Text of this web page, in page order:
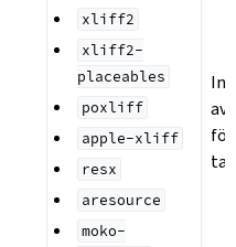
xliff2
xliff2-
placeables
poxliff
apple-xliff
resx
aresource
moko-
för